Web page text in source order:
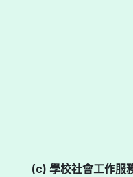
(c) 學校社會工作服